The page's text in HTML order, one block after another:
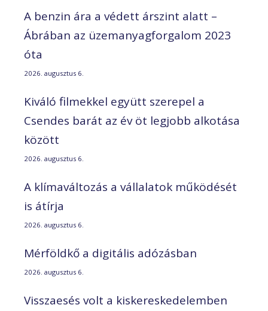
A benzin ára a védett árszint alatt –
Ábrában az üzemanyagforgalom 2023
óta
2026. augusztus 6.
Kiváló filmekkel együtt szerepel a
Csendes barát az év öt legjobb alkotása
között
2026. augusztus 6.
A klímaváltozás a vállalatok működését
is átírja
2026. augusztus 6.
Mérföldkő a digitális adózásban
2026. augusztus 6.
Visszaesés volt a kiskereskedelemben